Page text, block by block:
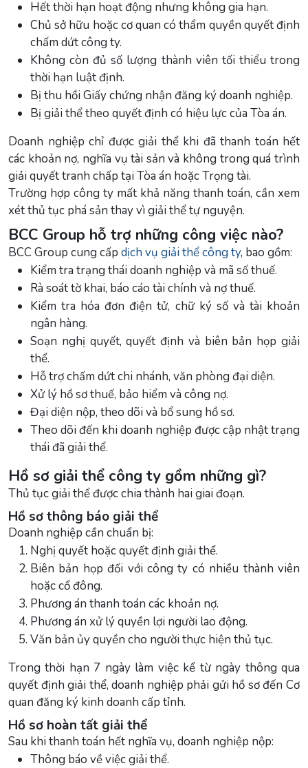
Hết thời hạn hoạt động nhưng không gia hạn.
Chủ sở hữu hoặc cơ quan có thẩm quyền quyết định
chấm dứt công ty.
Không còn đủ số lượng thành viên tối thiểu trong
thời hạn luật định.
Bị thu hồi Giấy chứng nhận đăng ký doanh nghiệp.
Bị giải thể theo quyết định có hiệu lực của Tòa án.
Doanh nghiệp chỉ được giải thể khi đã thanh toán hết
các khoản nợ, nghĩa vụ tài sản và không trong quá trình
giải quyết tranh chấp tại Tòa án hoặc Trọng tài.
Trường hợp công ty mất khả năng thanh toán, cần xem
xét thủ tục phá sản thay vì giải thể tự nguyện.
BCC Group hỗ trợ những công việc nào?
BCC Group cung cấp dịch vụ giải thể công ty, bao gồm:
Kiểm tra trạng thái doanh nghiệp và mã số thuế.
Rà soát tờ khai, báo cáo tài chính và nợ thuế.
Kiểm tra hóa đơn điện tử, chữ ký số và tài khoản
ngân hàng.
Soạn nghị quyết, quyết định và biên bản họp giải
thể.
Hỗ trợ chấm dứt chi nhánh, văn phòng đại diện.
Xử lý hồ sơ thuế, bảo hiểm và công nợ.
Đại diện nộp, theo dõi và bổ sung hồ sơ.
Theo dõi đến khi doanh nghiệp được cập nhật trạng
thái đã giải thể.
Hồ sơ giải thể công ty gồm những gì?
Thủ tục giải thể được chia thành hai giai đoạn.
Hồ sơ thông báo giải thể
Doanh nghiệp cần chuẩn bị:
Nghị quyết hoặc quyết định giải thể.
Biên bản họp đối với công ty có nhiều thành viên
hoặc cổ đông.
Phương án thanh toán các khoản nợ.
Phương án xử lý quyền lợi người lao động.
Văn bản ủy quyền cho người thực hiện thủ tục.
Trong thời hạn 7 ngày làm việc kể từ ngày thông qua
quyết định giải thể, doanh nghiệp phải gửi hồ sơ đến Cơ
quan đăng ký kinh doanh cấp tỉnh.
Hồ sơ hoàn tất giải thể
Sau khi thanh toán hết nghĩa vụ, doanh nghiệp nộp:
Thông báo về việc giải thể.